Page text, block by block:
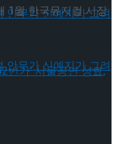
겨 안무가 신예지
1월 한국뮤지컬 시장